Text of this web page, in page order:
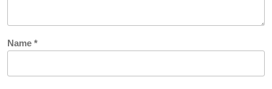
Name *